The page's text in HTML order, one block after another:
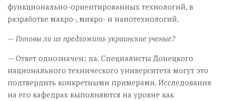
функционально-ориентированных технологий, в
разработке макро-, микро- и нанотехнологий.
— Готовы ли их предложить украинские ученые?
— Ответ однозначен: да. Специалисты Донецкого
национального технического университета могут это
подтвердить конкретными примерами. Исследования
на его кафедрах выполняются на уровне как